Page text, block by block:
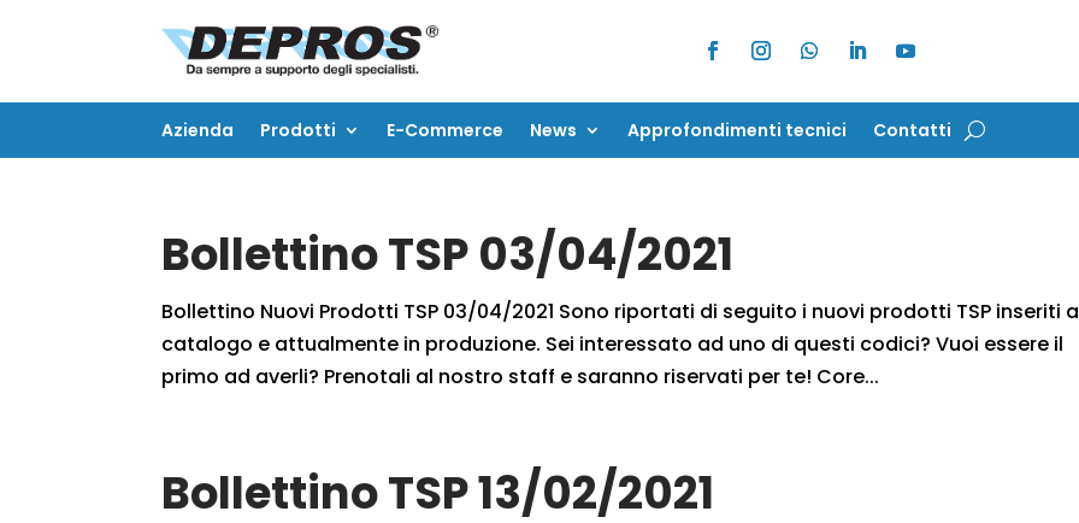
Azienda Prodotti E-Commerce News Approfondimenti tecnici Contatti
Azienda Prodotti E-Commerce News Approfondimenti tecnici Contatti
Bollettino TSP 03/04/2021
Bollettino Nuovi Prodotti TSP 03/04/2021 Sono riportati di seguito i nuovi prodotti TSP inseriti a
catalogo e attualmente in produzione. Sei interessato ad uno di questi codici? Vuoi essere il
primo ad averli? Prenotali al nostro staff e saranno riservati per te! Core...
Bollettino TSP 13/02/2021